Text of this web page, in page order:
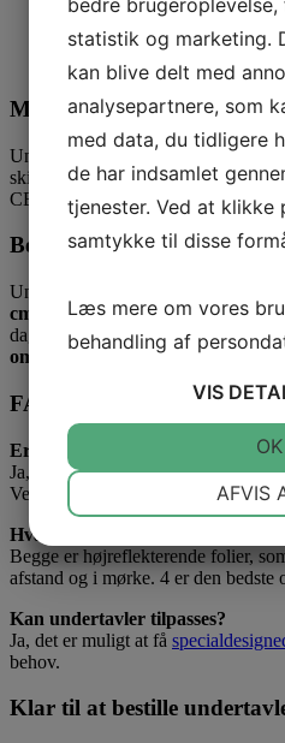
Til at give ekstra detaljer,
tilstrækkeligt.
Montering af undertavler
Undertavler monteres altid under en
skiltestander.Vores standere,
CE-mærkede.
Bestilling og levering
Undertavler kan bestilles i
cm
. De leveres typisk direkte fra
dage. Vi tilbyder ogsåfri fragt ved
om valg af de rigtige skilte
FAQ om undertavler til
Er undertavler lovpligtige?
Ja, i mange situationer er
Vejdirektoratets krav til tydelig
Hvad betyder refleks type 3 eller
Begge er højreflekterende folier,
afstand og i mørke. 4 er den
Kan undertavler tilpasses?
Ja, det er muligt at få
behov.
Klar til at bestille
bedre
statistik og marketing.
kan blive delt med
analysepartnere, som
med data, du tidligere
de har indsamlet
tjenester. Ved at klikke
samtykke til disse
Læs mere om vores
behandling af
VIS
MARKETING
AFVIS
OK